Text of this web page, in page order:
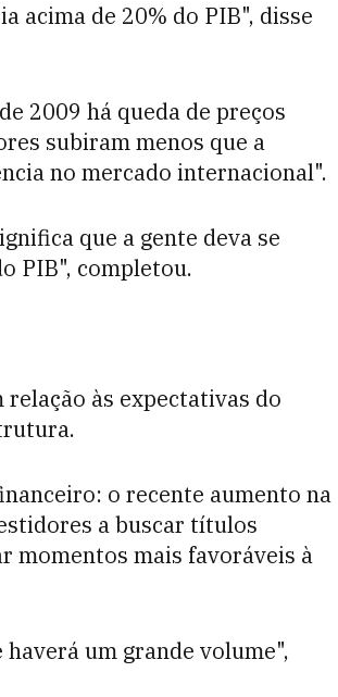
acima de 20% do PIB", disse
2009 há queda de preços
subiram menos que a
no mercado internacional".
que a gente deva se
PIB", completou.
às expectativas do
o recente aumento na
a buscar títulos
momentos mais favoráveis à
um grande volume",